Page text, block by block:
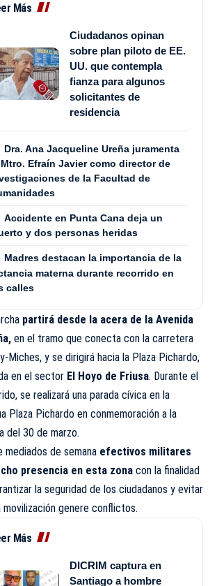
Más
Ciudadanos opinan
sobre plan piloto de EE.
UU. que contempla
fianza para algunos
solicitantes de
residencia
Dra. Ana Jacqueline Ureña juramenta
Efraín Javier como director de
de la Facultad de
Accidente en Punta Cana deja un
y dos personas heridas
Madres destacan la importancia de la
materna durante recorrido en
calles
partirá desde la acera de la Avenida
en el tramo que conecta con la carretera
Miches, y se dirigirá hacia la Plaza Pichardo,
en el sector El Hoyo de Friusa. Durante el
se realizará una parada cívica en la
Plaza Pichardo en conmemoración a la
del 30 de marzo.
mediados de semana efectivos militares
presencia en esta zona con la finalidad
la seguridad de los ciudadanos y evitar
movilización genere conflictos.
Más
DICRIM captura en
Santiago a hombre